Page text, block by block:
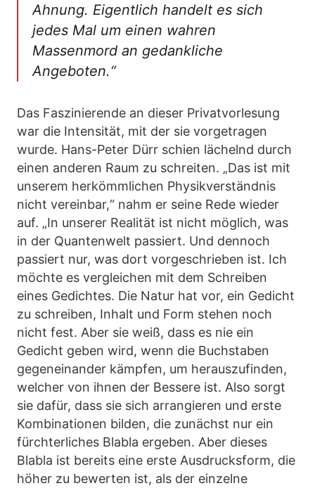
Ahnung. Eigentlich handelt es sich
jedes Mal um einen wahren
Massenmord an gedankliche
Angeboten.“
Das Faszinierende an dieser Privatvorlesung
war die Intensität, mit der sie vorgetragen
wurde. Hans-Peter Dürr schien lächelnd durch
einen anderen Raum zu schreiten. „Das ist mit
unserem herkömmlichen Physikverständnis
nicht vereinbar,“ nahm er seine Rede wieder
auf. „In unserer Realität ist nicht möglich, was
in der Quantenwelt passiert. Und dennoch
passiert nur, was dort vorgeschrieben ist. Ich
möchte es vergleichen mit dem Schreiben
eines Gedichtes. Die Natur hat vor, ein Gedicht
zu schreiben, Inhalt und Form stehen noch
nicht fest. Aber sie weiß, dass es nie ein
Gedicht geben wird, wenn die Buchstaben
gegeneinander kämpfen, um herauszufinden,
welcher von ihnen der Bessere ist. Also sorgt
sie dafür, dass sie sich arrangieren und erste
Kombinationen bilden, die zunächst nur ein
fürchterliches Blabla ergeben. Aber dieses
Blabla ist bereits eine erste Ausdrucksform, die
höher zu bewerten ist, als der einzelne